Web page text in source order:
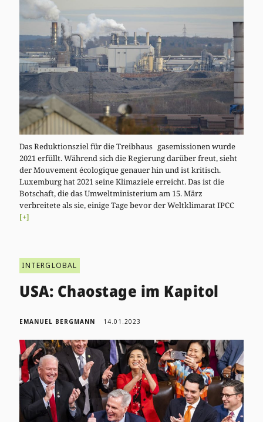
Das Reduktionsziel für die Treibhaus gasemissionen wurde
2021 erfüllt. Während sich die Regierung darüber freut, sieht
der Mouvement écologique genauer hin und ist kritisch.
Luxemburg hat 2021 seine Klimaziele erreicht. Das ist die
Botschaft, die das Umweltministerium am 15. März
verbreitete als sie, einige Tage bevor der Weltklimarat IPCC
[+]
INTERGLOBAL
USA: Chaostage im Kapitol
EMANUEL BERGMANN 14.01.2023